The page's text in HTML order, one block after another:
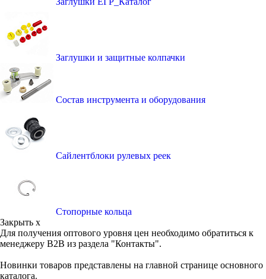
Заглушки и защитные колпачки
Состав инструмента и оборудования
Сайлентблоки рулевых реек
Стопорные кольца
Закрыть x
Для получения оптового уровня цен необходимо обратиться к
менеджеру B2B из раздела "Контакты".
Новинки товаров представлены на главной странице основного
каталога.